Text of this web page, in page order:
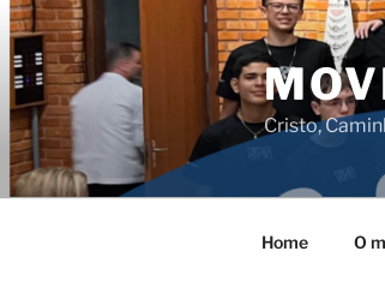
Pular
para
conteúdo
Cristo,
Home O